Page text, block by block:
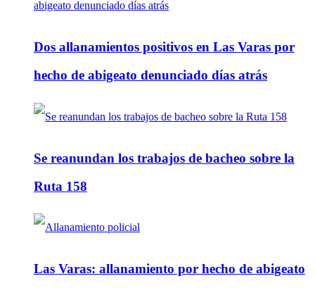
Dos allanamientos positivos en Las Varas por
hecho de abigeato denunciado días atrás
Se reanundan los trabajos de bacheo sobre la
Ruta 158
Las Varas: allanamiento por hecho de abigeato